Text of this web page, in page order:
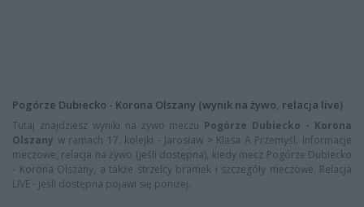
Pogórze Dubiecko - Korona Olszany (wynik na żywo, relacja live)
Tutaj znajdziesz wyniki na żywo meczu Pogórze Dubiecko - Korona
Olszany w ramach 17. kolejki - Jarosław > Klasa A Przemyśl. Informacje
meczowe, relacja na żywo (jeśli dostępna), kiedy mecz Pogórze Dubiecko
- Korona Olszany, a także strzelcy bramek i szczegóły meczowe. Relacja
LIVE - jeśli dostępna pojawi się poniżej.